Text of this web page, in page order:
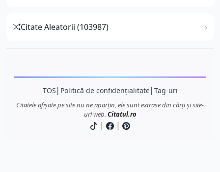
Citate Aleatorii (103987)
TOS Politică de confidențialitate│ Tag-uri
Citatele afișate pe site nu ne aparțin, ele sunt extrase din cărți și site-
uri web. Citatul.ro
| |